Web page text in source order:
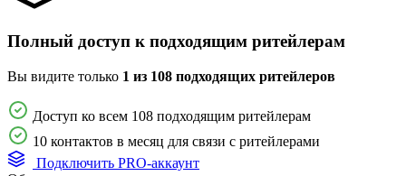
Полный доступ к подходящим ритейлерам
Вы видите только 1 из 108 подходящих ритейлеров
Доступ ко всем 108 подходящим ритейлерам
10 контактов в месяц для связи с ритейлерами
Подключить PRO-аккаунт